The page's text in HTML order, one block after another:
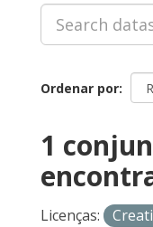
Ordenar por
1
Licenças: